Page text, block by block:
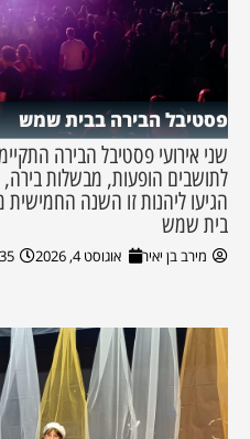
פסטיבל הבירה בבית שמש
שני אירועי פסטיבל הבירה
לתושבים הופעות, מבשלות בירה,
הגיעו ליהנות זו השנה
בית שמש
מירב בן יאיר אוגוסט 4, 2026 pm